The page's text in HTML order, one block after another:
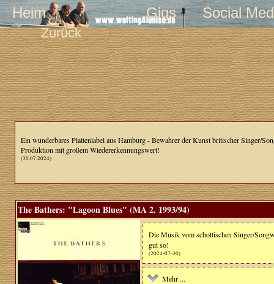
Heim Gigs Social
Zurück
Ein wunderbares Plattenlabel aus Hamburg - Bewahrer der Kunst britischer Singer/
Produktion mit großem Wiedererkennungswert!
(30.07.2024)
The Bathers: "Lagoon Blues" (MA 2, 1993/94)
Die Musik vom schottischen Singer/
gut so!
(2024-07-30)
Mehr ...